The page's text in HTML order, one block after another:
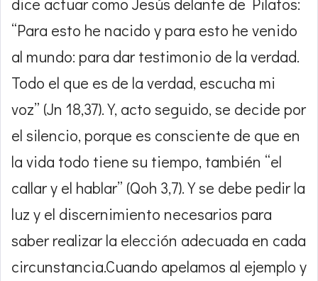
“Para esto he nacido y para esto he venido
al mundo: para dar testimonio de la verdad.
Todo el que es de la verdad, escucha mi
voz” (Jn 18,37). Y, acto seguido, se decide por
el silencio, porque es consciente de que en
la vida todo tiene su tiempo, también “el
callar y el hablar” (Qoh 3,7). Y se debe pedir la
luz y el discernimiento necesarios para
saber realizar la elección adecuada en cada
circunstancia.Cuando apelamos al ejemplo y